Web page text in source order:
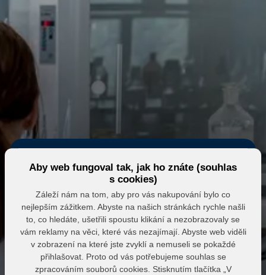
Eshop MK MARKET
Přihlášení do partnerské zóny
E-mail
Aby web fungoval tak, jak ho znáte (souhlas
s cookies)
Záleží nám na tom, aby pro vás nakupování bylo co
nejlepším zážitkem. Abyste na našich stránkách rychle našli
to, co hledáte, ušetřili spoustu klikání a nezobrazovaly se
vám reklamy na věci, které vás nezajímají. Abyste web viděli
v zobrazení na které jste zvyklí a nemuseli se pokaždé
přihlašovat. Proto od vás potřebujeme souhlas se
zpracováním souborů cookies. Stisknutím tlačítka „V